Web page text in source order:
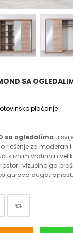
SA
plaćanje
sa ogledalima u
rješenje za moderan
kliznim vratima i
i vizuelno ga
dugotrajnost.